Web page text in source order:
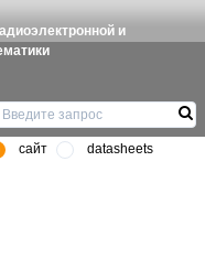
и
сайт datasheets